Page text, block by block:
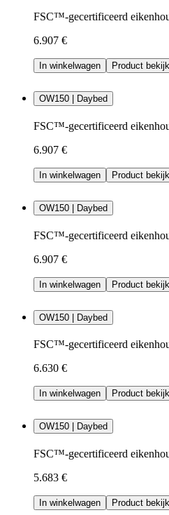
FSC™-gecertificeerd
6.907 €
In winkelwagen Product
OW150 | Daybed
FSC™-gecertificeerd
6.907 €
In winkelwagen Product
OW150 | Daybed
FSC™-gecertificeerd
6.907 €
In winkelwagen Product
OW150 | Daybed
FSC™-gecertificeerd
6.630 €
In winkelwagen Product
OW150 | Daybed
FSC™-gecertificeerd
5.683 €
In winkelwagen Product